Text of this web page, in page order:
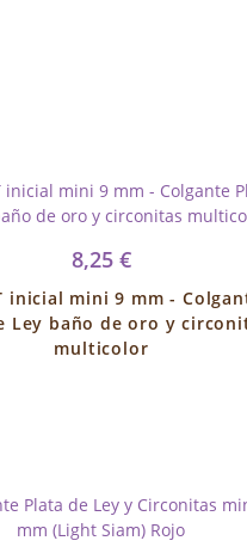
8,25 €
inicial mini 9 mm -
Ley baño de oro y
multicolor